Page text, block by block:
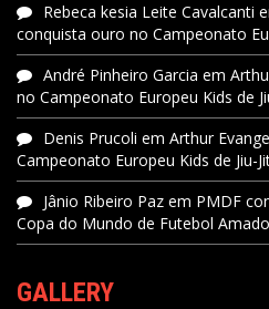
Rebeca kesia Leite Cavalcanti
conquista ouro no Campeonato
André Pinheiro Garcia em
no Campeonato Europeu Kids de
Denis Prucoli em Arthur
Campeonato Europeu Kids de Jiu-
Jânio Ribeiro Paz em PMDF
Copa do Mundo de Futebol
GALLERY